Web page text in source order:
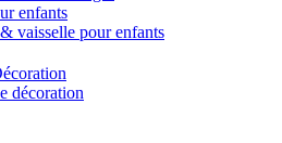
enfants
vaisselle pour enfants
décoration